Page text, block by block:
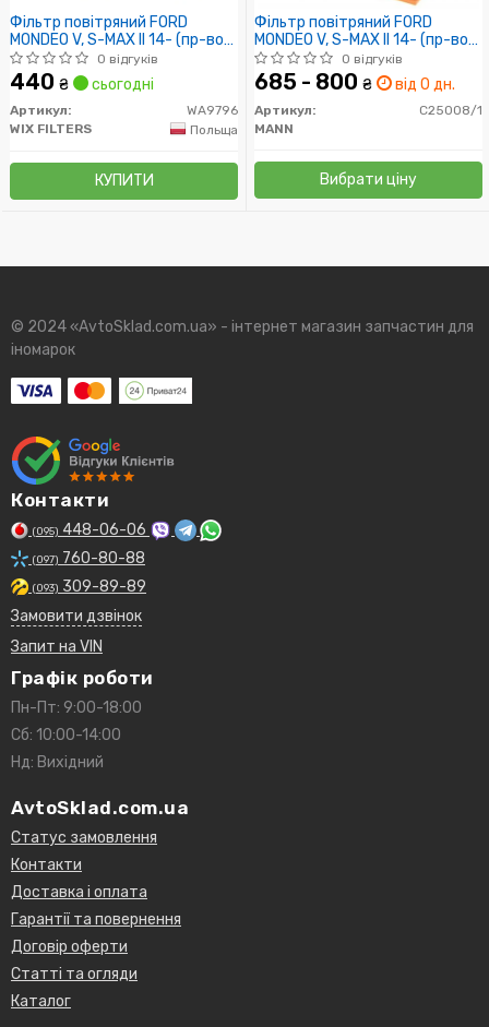
Фільтр повітряний FORD
MONDEO V, S-MAX II 14- (пр-во
WIX-FILTERS)0 відгуків
440 ₴ сьогодні
Артикул:
WA9796
WIX FILTERS
Польща
КУПИТИ
Фільтр повітряний FORD
MONDEO V, S-MAX II 14- (пр-во
MANN)
0 відгуків
685 - 800 ₴ від 0 дн.
Артикул:
C25008/1
MANN
Вибрати ціну
© 2024 «AvtoSklad.com.ua» - інтернет магазин запчастин для
іномарок
Контакти
(095) 448-06-06
(097) 760-80-88
(093) 309-89-89
Замовити дзвінок
Запит на VIN
Графік роботи
Пн-Пт: 9:00-18:00
Сб: 10:00-14:00
Нд: Вихідний
AvtoSklad.com.ua
Статус замовлення
Контакти
Доставка і оплата
Гарантії та повернення
Договір оферти
Статті та огляди
Каталог